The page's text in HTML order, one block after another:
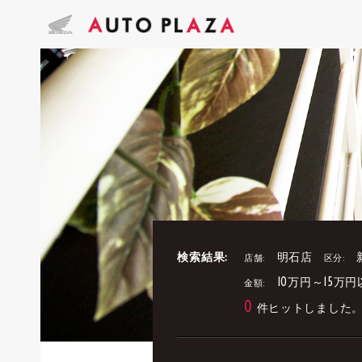
検索結果: 店舗: 明石店 区分:
金額: 10万円～15万円
0 件ヒットしました。